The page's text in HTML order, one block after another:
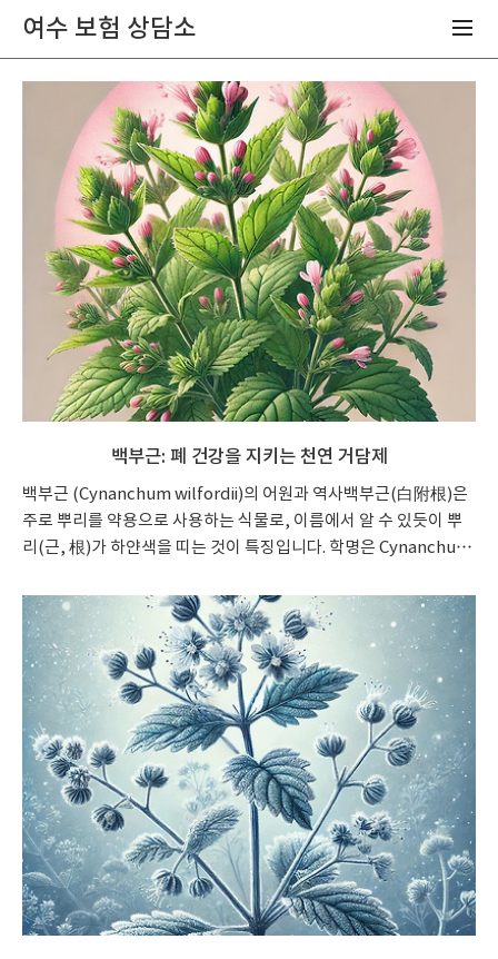
여수 보험 상담소
백부근: 폐 건강을 지키는 천연 거담제
백부근 (Cynanchum wilfordii)의 어원과 역사백부근(白附根)은
주로 뿌리를 약용으로 사용하는 식물로, 이름에서 알 수 있듯이 뿌
리(근, 根)가 하얀색을 띠는 것이 특징입니다. 학명은 Cynanchum
부근의 이름은 한자어로 ‘하얀(白)’과 ‘부드러운 뿌리(附根)’를 결
합해 만들어졌으며, 뿌리의 외형적 특성과 약효를 나타냅니다.동의
보감에서는 백부근을 "거담하고 해소를 다스리는 약재"로 묘사하
며, 특히 폐(肺)와 관련된 질환에 자주 쓰였다고 기록되어 있습니다.
한국, 중국, 일본 등 아시아권 전통 의학에서 오래도록 활용되었으
며, 민간에서는 만성 기침, 천식, 기관지염 등에 탁월한 효능을 발휘
한다고 알려져 있습니다.주..